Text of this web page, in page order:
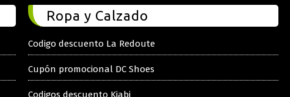
Ropa y Calzado
Codigo descuento La Redoute
Cupón promocional DC Shoes
Codigos descuento Kiabi